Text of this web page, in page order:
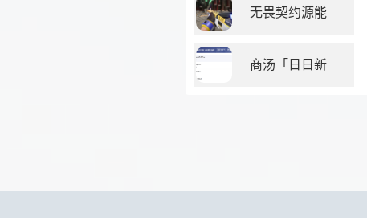
无畏契约源能
商汤「日日新